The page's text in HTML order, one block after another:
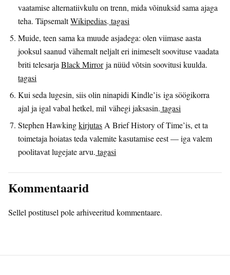
vaatamise alternatiivkulu on trenn, mida võinuksid sama ajaga
teha. TäpsemaltWikipedias. tagasi
Muide, teen sama ka muude asjadega: olen viimase aasta
jooksul saanud vähemalt neljalt eri inimeselt soovituse vaadata
briti telesarjaBlack Mirrorja nüüd võtsin soovitusi kuulda.
tagasi
Kui seda lugesin, siis olin ninapidi Kindle’is iga söögikorra
ajal ja igal vabal hetkel, mil vähegi jaksasin. tagasi
Stephen HawkingkirjutasA Brief History of Time’is, et ta
toimetaja hoiatas teda valemite kasutamise eest — iga valem
poolitavat lugejate arvu. tagasi
Kommentaarid
Sellel postitusel pole arhiveeritud kommentaare.